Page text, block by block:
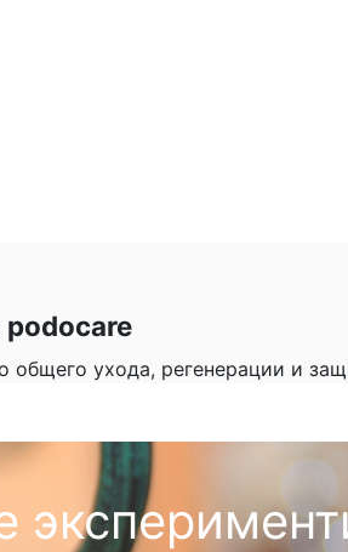
podocare
общего ухода, регенерации и